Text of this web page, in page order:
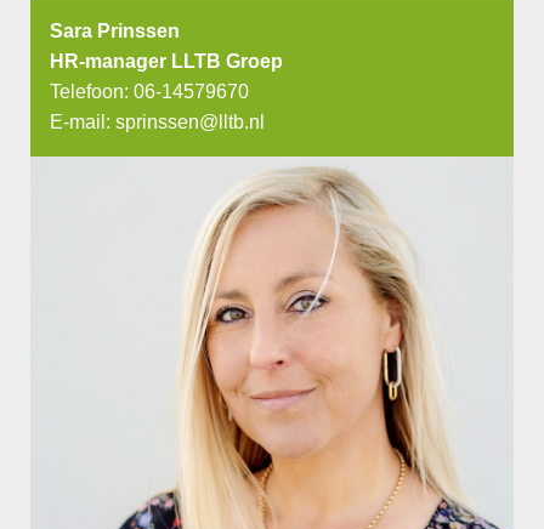
Sara Prinssen
HR-manager LLTB Groep
Telefoon: 06-14579670
E-mail: sprinssen@lltb.nl